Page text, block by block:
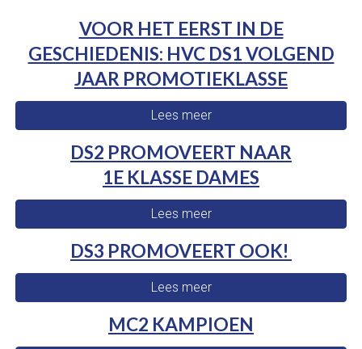
VOOR HET EERST IN DE
GESCHIEDENIS: HVC DS1 VOLGEND
JAAR PROMOTIEKLASSE
Lees meer
DS2 PROMOVEERT NAAR
1E KLASSE DAMES
Lees meer
DS3 PROMOVEERT OOK!
Lees meer
MC2 KAMPIOEN